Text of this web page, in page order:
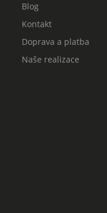
Blog
Kontakt
Doprava a platba
Naše realizace